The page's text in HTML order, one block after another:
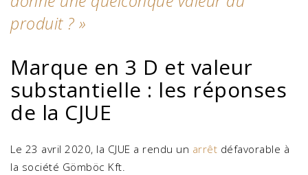
produit ? »
Marque en 3 D et valeur
substantielle : les réponses
de la CJUE
Le 23 avril 2020, la CJUE a rendu un arrêt défavorable à
la société Gömböc Kft.